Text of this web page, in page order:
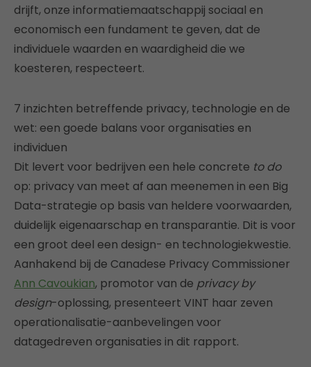
drijft, onze informatiemaatschappij sociaal en
economisch een fundament te geven, dat de
individuele waarden en waardigheid die we
koesteren, respecteert.
7 inzichten betreffende privacy, technologie en de
wet: een goede balans voor organisaties en
individuen
Dit levert voor bedrijven een hele concrete to do
op: privacy van meet af aan meenemen in een Big
Data-strategie op basis van heldere voorwaarden,
duidelijk eigenaarschap en transparantie. Dit is voor
een groot deel een design- en technologiekwestie.
Aanhakend bij de Canadese Privacy Commissioner
Ann Cavoukian, promotor van de privacy by
design-oplossing, presenteert VINT haar zeven
operationalisatie-aanbevelingen voor
datagedreven organisaties in dit rapport.